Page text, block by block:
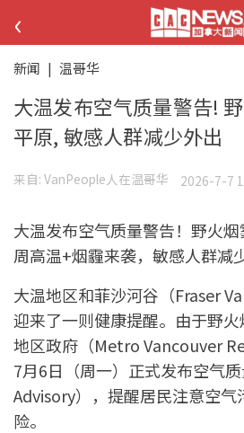
‹
新闻 | 温哥华
大温发布空气质量警告!
平原, 敏感人群减少外出
来自: VanPeople人在温哥华 2026-7-7
大温发布空气质量警告！野火
周高温+烟霾来袭，敏感人群减
大温地区和菲沙河谷（Fraser
迎来了一则健康提醒。由于野
地区政府（Metro Vancouver
7月6日（周一）正式发布空气
Advisory），提醒居民注意空气
险。